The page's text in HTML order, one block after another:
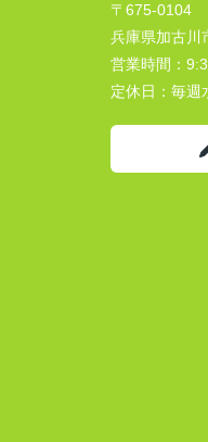
〒675-0104
兵庫県加古川
営業時間：
定休日： 毎週